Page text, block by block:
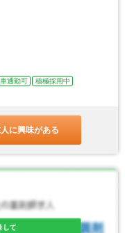
車通勤可
積極採用中
に興味がある